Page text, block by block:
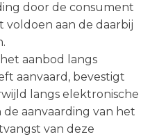
door de consument
voldoen aan de daarbij
aanbod langs
aanvaard, bevestigt
langs elektronische
aanvaarding van het
van deze